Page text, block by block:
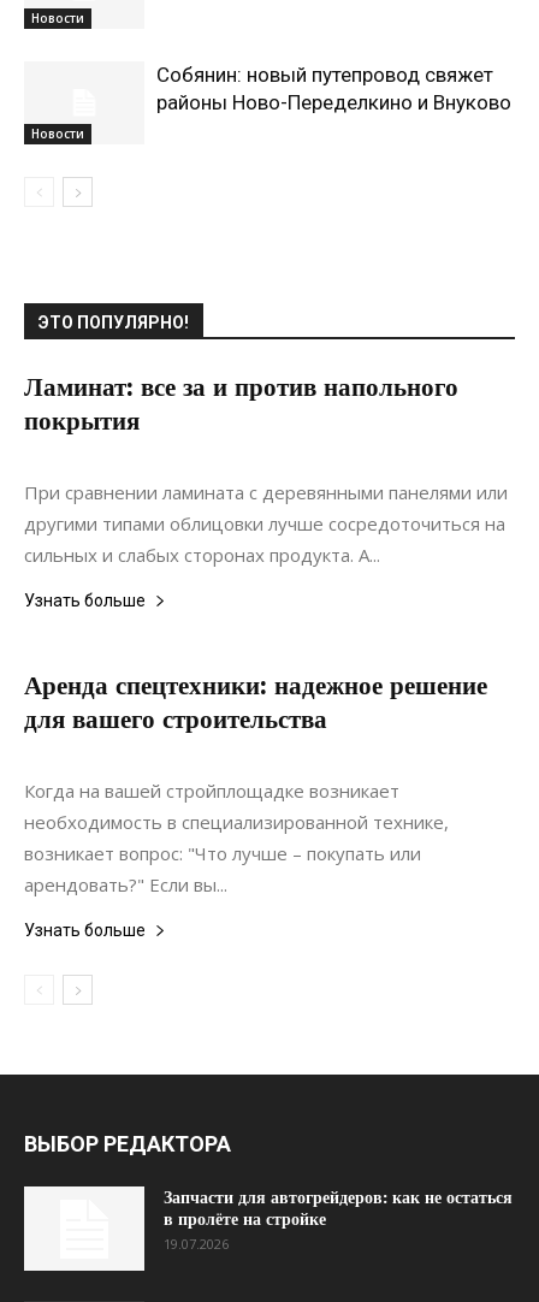
Новости
Новости
Собянин: новый путепровод свяжет
районы Ново-Переделкино и Внуково
ЭТО ПОПУЛЯРНО!
Ламинат: все за и против напольного
покрытия
18.01.2022
При сравнении ламината с деревянными панелями или
другими типами облицовки лучше сосредоточиться на
сильных и слабых сторонах продукта. А...
Узнать больше
Аренда спецтехники: надежное решение
для вашего строительства
26.06.2022
Когда на вашей стройплощадке возникает
необходимость в специализированной технике,
возникает вопрос: "Что лучше – покупать или
арендовать?" Если вы...
Узнать больше
ВЫБОР РЕДАКТОРА
Запчасти для автогрейдеров: как не остаться
в пролёте на стройке
19.07.2026